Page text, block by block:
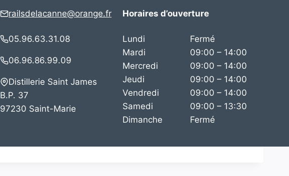
railsdelacanne@orange.fr
05.96.63.31.08
06.96.86.99.09
Distillerie Saint James
B.P. 37
97230 Saint-Marie
Horaires d’ouverture
Lundi
Mardi
Mercredi
Jeudi
Vendredi
Samedi
Dimanche
Fermé
09:00 – 14:00
09:00 – 14:00
09:00 – 14:00
09:00 – 14:00
09:00 – 13:30
Fermé